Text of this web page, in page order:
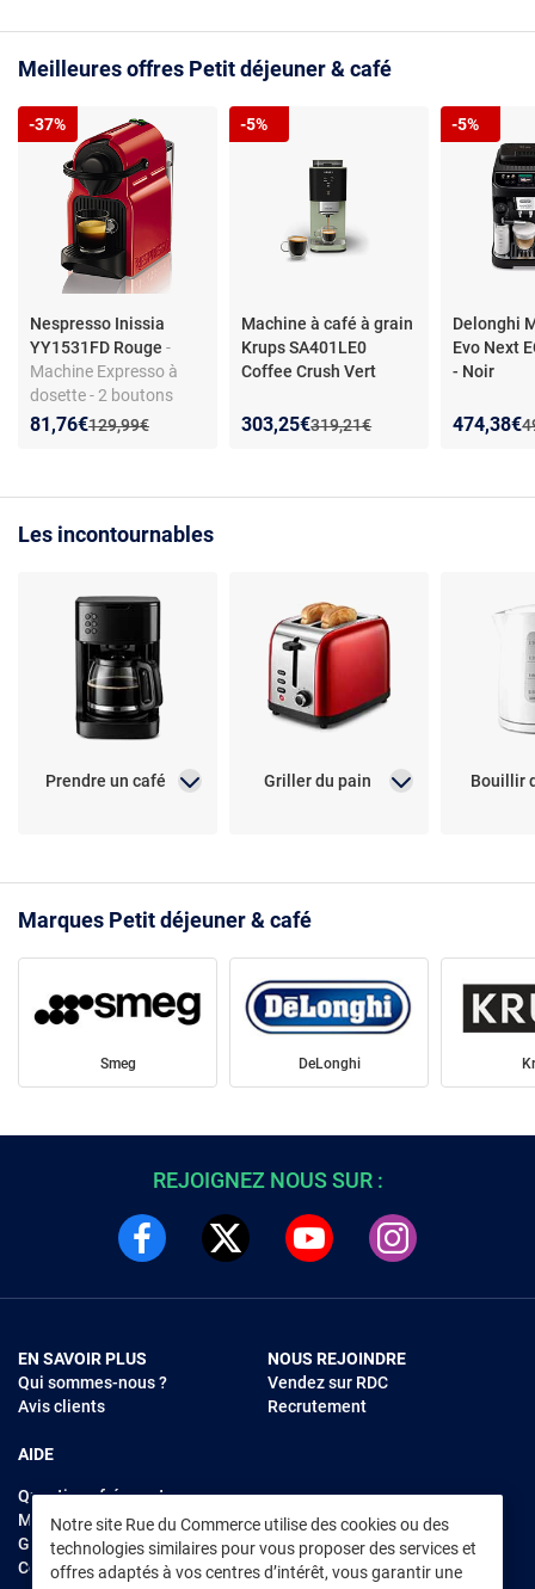
Meilleures offres Petit déjeuner & café
Nespresso Inissia
YY1531FD Rouge -
Machine Expresso à
dosette - 2 boutons
avec arrêt automatique
Ancien prix :
129,99€
Nouveau prix :
81,76€
Réduction de :
-37%
Machine à café à grain
Krups SA401LE0
Coffee Crush Vert
Ancien prix :
319,21€
Nouveau prix :
303,25€
Réduction de :
-5%
Delonghi
Evo Next
- Noir
Nouveau
474,38€
-5%
Les incontournables
Prendre un café Griller du pain Bouillir
Marques Petit déjeuner & café
Smeg DeLonghi
REJOIGNEZ NOUS SUR :
EN SAVOIR PLUS
Qui sommes-nous ?
Avis clients
AIDE
Questions fréquentes
Modes de règlements
Garantie et retours
Contacter Rue du Commerce
NOUS REJOINDRE
Vendez sur RDC
Recrutement
Notre site Rue du Commerce utilise des cookies ou des
technologies similaires pour vous proposer des services et
offres adaptés à vos centres d’intérêt, vous garantir une